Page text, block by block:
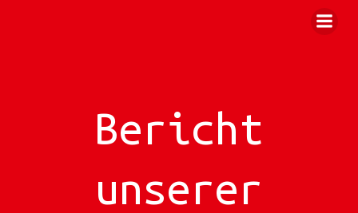
Bericht
unserer